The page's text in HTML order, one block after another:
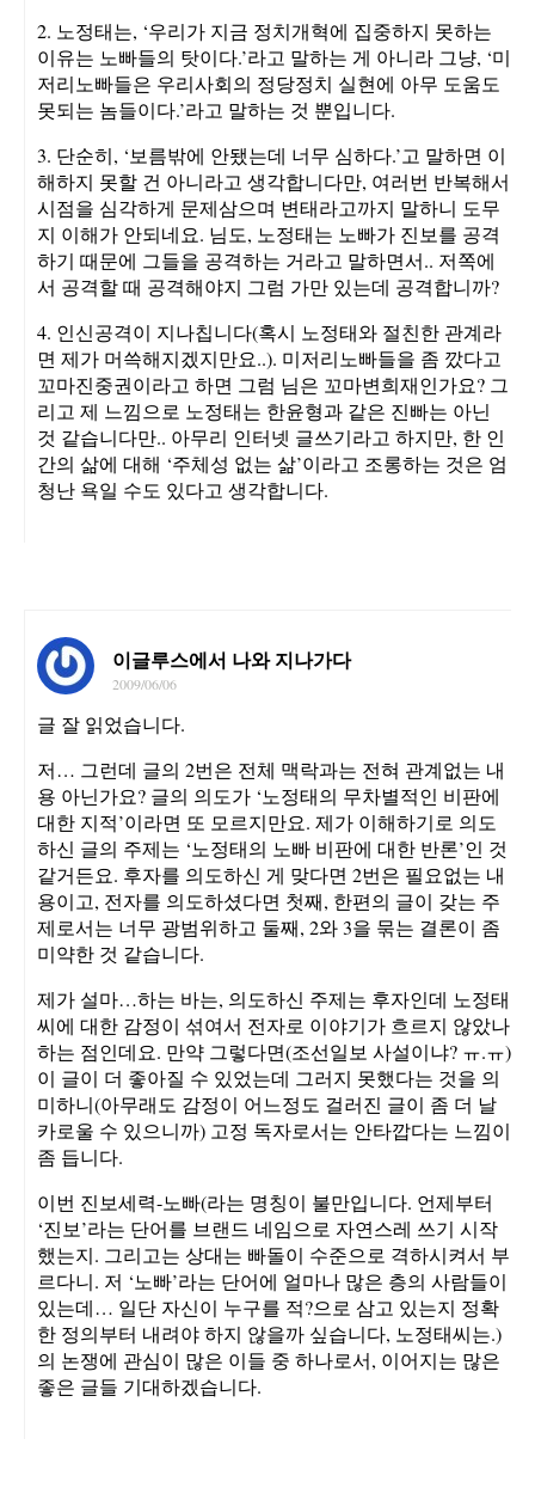
2. 노정태는, ‘우리가 지금 정치개혁에 집중하지 못하는
이유는 노빠들의 탓이다.’라고 말하는 게 아니라 그냥, ‘미
저리노빠들은 우리사회의 정당정치 실현에 아무 도움도
못되는 놈들이다.’라고 말하는 것 뿐입니다.
3. 단순히, ‘보름밖에 안됐는데 너무 심하다.’고 말하면 이
해하지 못할 건 아니라고 생각합니다만, 여러번 반복해서
시점을 심각하게 문제삼으며 변태라고까지 말하니 도무
지 이해가 안되네요. 님도, 노정태는 노빠가 진보를 공격
하기 때문에 그들을 공격하는 거라고 말하면서.. 저쪽에
서 공격할 때 공격해야지 그럼 가만 있는데 공격합니까?
4. 인신공격이 지나칩니다(혹시 노정태와 절친한 관계라
면 제가 머쓱해지겠지만요..). 미저리노빠들을 좀 깠다고
꼬마진중권이라고 하면 그럼 님은 꼬마변희재인가요? 그
리고 제 느낌으로 노정태는 한윤형과 같은 진빠는 아닌
것 같습니다만.. 아무리 인터넷 글쓰기라고 하지만, 한 인
간의 삶에 대해 ‘주체성 없는 삶’이라고 조롱하는 것은 엄
청난 욕일 수도 있다고 생각합니다.
이글루스에서 나와 지나가다
2009/06/06
글 잘 읽었습니다.
저… 그런데 글의 2번은 전체 맥락과는 전혀 관계없는 내
용 아닌가요? 글의 의도가 ‘노정태의 무차별적인 비판에
대한 지적’이라면 또 모르지만요. 제가 이해하기로 의도
하신 글의 주제는 ‘노정태의 노빠 비판에 대한 반론’인 것
같거든요. 후자를 의도하신 게 맞다면 2번은 필요없는 내
용이고, 전자를 의도하셨다면 첫째, 한편의 글이 갖는 주
제로서는 너무 광범위하고 둘째, 2와 3을 묶는 결론이 좀
미약한 것 같습니다.
제가 설마…하는 바는, 의도하신 주제는 후자인데 노정태
씨에 대한 감정이 섞여서 전자로 이야기가 흐르지 않았나
하는 점인데요. 만약 그렇다면(조선일보 사설이냐? ㅠ.ㅠ)
이 글이 더 좋아질 수 있었는데 그러지 못했다는 것을 의
미하니(아무래도 감정이 어느정도 걸러진 글이 좀 더 날
카로울 수 있으니까) 고정 독자로서는 안타깝다는 느낌이
좀 듭니다.
이번 진보세력-노빠(라는 명칭이 불만입니다. 언제부터
‘진보’라는 단어를 브랜드 네임으로 자연스레 쓰기 시작
했는지. 그리고는 상대는 빠돌이 수준으로 격하시켜서 부
르다니. 저 ‘노빠’라는 단어에 얼마나 많은 층의 사람들이
있는데… 일단 자신이 누구를 적?으로 삼고 있는지 정확
한 정의부터 내려야 하지 않을까 싶습니다, 노정태씨는.)
의 논쟁에 관심이 많은 이들 중 하나로서, 이어지는 많은
좋은 글들 기대하겠습니다.